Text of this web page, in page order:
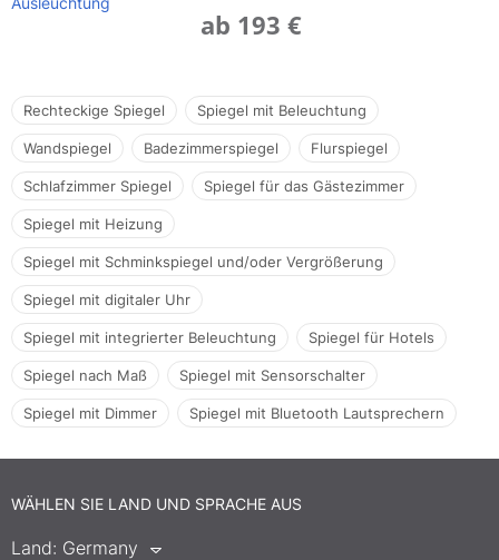
ab 193 €
Rechteckige Spiegel Spiegel mit Beleuchtung
Wandspiegel Badezimmerspiegel Flurspiegel
Schlafzimmer Spiegel Spiegel für das Gästezimmer
Spiegel mit Heizung
Spiegel mit Schminkspiegel und/oder Vergrößerung
Spiegel mit digitaler Uhr
Spiegel mit integrierter Beleuchtung Spiegel für Hotels
Spiegel nach Maß Spiegel mit Sensorschalter
Spiegel mit Dimmer Spiegel mit Bluetooth Lautsprechern
WÄHLEN SIE LAND UND SPRACHE AUS
Land: Germany